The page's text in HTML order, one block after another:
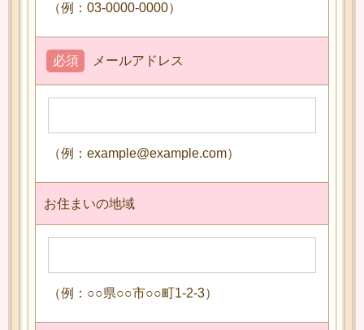
（例：03-0000-0000）
メールアドレス
必須
（例：example@example.com）
お住まいの地域
（例：○○県○○市○○町1-2-3）